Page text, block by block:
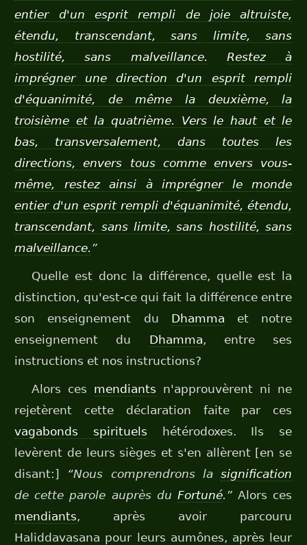
entier d'un esprit rempli de joie altruiste,
étendu, transcendant, sans limite, sans
hostilité, sans malveillance.
Restez à
imprégner une direction d'un esprit rempli
d'équanimité, de même la deuxième, la
troisième et la quatrième. Vers le haut et le
bas, transversalement, dans toutes les
directions, envers tous comme envers vous-
même, restez ainsi à imprégner le monde
entier d'un esprit rempli d'équanimité, étendu,
transcendant, sans limite, sans hostilité, sans
malveillance. ”
Quelle est donc la différence, quelle est la
distinction, qu'est-ce qui fait la différence entre
son enseignement du Dhamma et notre
enseignement du Dhamma, entre ses
instructions et nos instructions?
Alors ces mendiants n'approuvèrent ni ne
rejetèrent cette déclaration faite par ces
vagabonds spirituels hétérodoxes. Ils se
levèrent de leurs sièges et s'en allèrent [en se
disant:] “Nous comprendrons lasignification
de cette parole auprès du Fortuné.”Alors ces
mendiants, après avoir parcouru
Haliddavasana pour leurs aumônes, après leur